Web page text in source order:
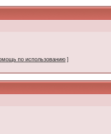
по использованию ]